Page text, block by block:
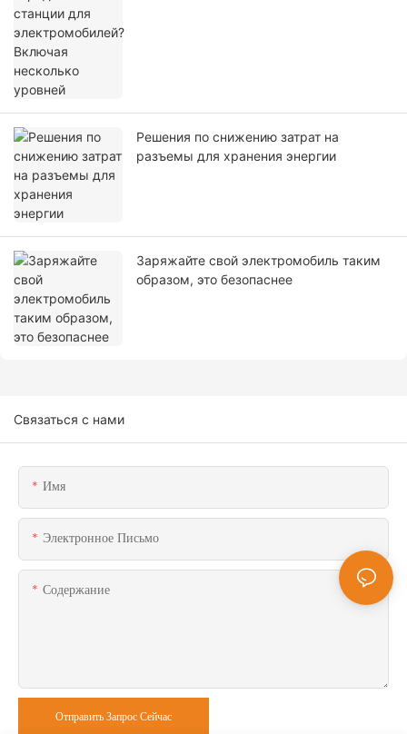
Решения по снижению затрат на
разъемы для хранения энергии
Заряжайте свой электромобиль таким
образом, это безопаснее
Связаться с нами
Имя
Электронное Письмо
Содержание
Отправить Запрос Сейчас